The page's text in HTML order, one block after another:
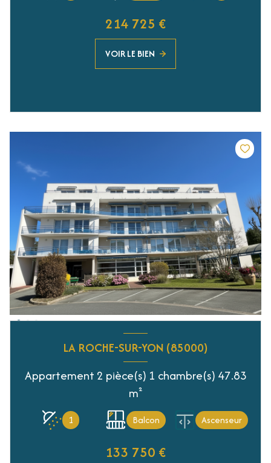
214 725 €
VOIR LE BIEN
LA ROCHE-SUR-YON (85000)
Appartement 2 pièce(s) 1 chambre(s) 47.83
m²
1 Balcon Ascenseur
133 750 €